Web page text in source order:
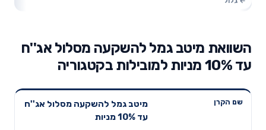
השוואת מיטב גמל להשקעה מסלול אג''ח
עד 10% מניות למובילות בקטגוריה
שנתית 3
תשואה
דמי ניהול
מיטב גמל להשקעה מסלול אג''ח
עד 10% מניות